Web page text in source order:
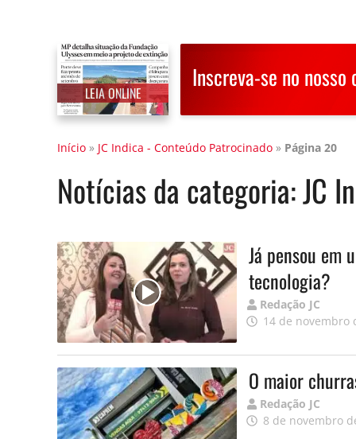
LEIA ONLINE
Inscreva-se no nosso
Início » JC Indica - Conteúdo Patrocinado » Página 20
Notícias da categoria:JC
Já pensou em
tecnologia?
Publicado
por
Redação JC
14 de novembro
O maior
Publicado
por
Redação JC
8 de novembro